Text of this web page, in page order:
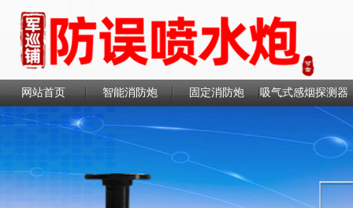
网站首页 智能消防炮 固定消防炮 吸气式感烟探测器
联系我们